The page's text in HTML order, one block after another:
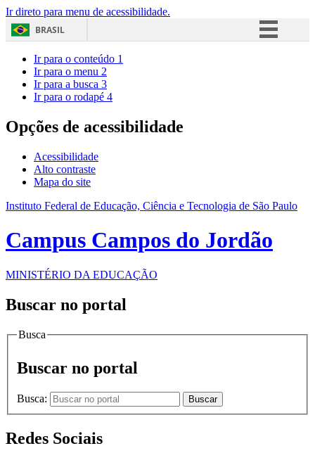
Ir direto para menu de acessibilidade.
BRASIL
Acesso à informação
Ir para o conteúdo 1
Ir para o menu 2
Ir para a busca 3
Ir para o rodapé 4
Opções de acessibilidade
Acessibilidade
Alto contraste
Mapa do site
Instituto Federal de Educação, Ciência e Tecnologia de São Paulo
Campus Campos do Jordão
MINISTÉRIO DA EDUCAÇÃO
Buscar no portal
Busca
Buscar no portal
Busca: Buscar
Redes Sociais